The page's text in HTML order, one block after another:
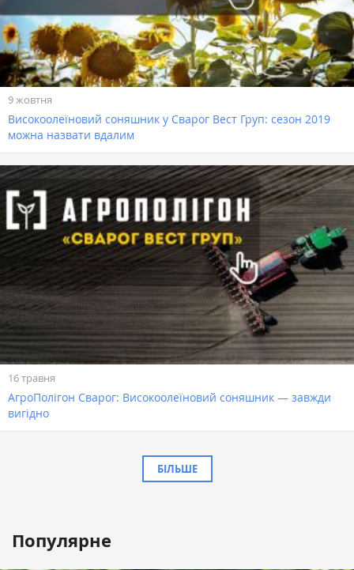
9 жовтня
Високоолеїновий соняшник у Сварог Вест Груп: сезон 2019
можна назвати вдалим
16 травня
АгроПолігон Сварог: Високоолеїновий соняшник — завжди
вигідно
БІЛЬШЕ
Популярне